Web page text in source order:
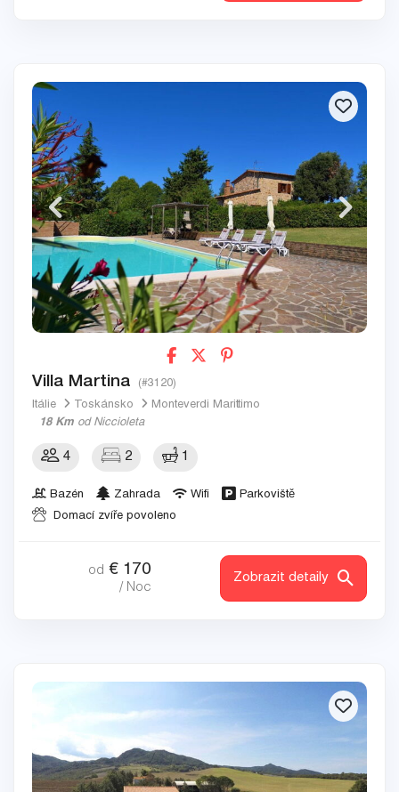
Villa Martina (#3120)
Itálie Toskánsko
Monteverdi Marittimo
18 Km od Niccioleta
4 2 1
Bazén Zahrada Wifi
Parkoviště
Domací zvíře povoleno
od € 170
/ Noc
Zobrazit detaily